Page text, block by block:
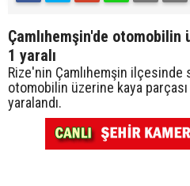
Çamlıhemşin'de
1 yaralı
Rize'nin Çamlıhemşin ilçesinde
otomobilin üzerine kaya
yaralandı.